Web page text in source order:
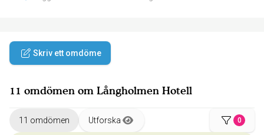
Skriv ett omdöme
11 omdömen om Långholmen Hotell
11 omdömen Utforska 0